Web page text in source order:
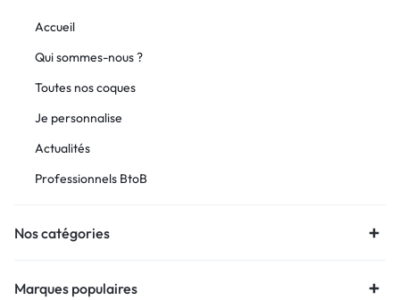
Accueil
Qui sommes-nous ?
Toutes nos coques
Je personnalise
Actualités
Professionnels BtoB
Nos catégories
Marques populaires